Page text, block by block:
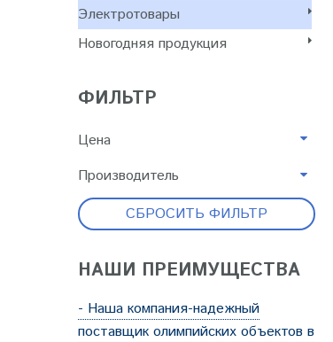
Электротовары
Новогодняя продукция
ФИЛЬТР
Цена
Производитель
СБРОСИТЬ ФИЛЬТР
НАШИ ПРЕИМУЩЕСТВА
- Наша компания-надежный
поставщик олимпийских объектов в